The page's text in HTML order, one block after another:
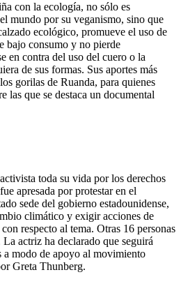
con la ecología, no sólo es
mundo por su veganismo, sino que
ecológico, promueve el uso de
bajo consumo y no pierde
en contra del uso del cuero o la
de sus formas. Sus aportes más
gorilas de Ruanda, para quienes
las que se destaca un documental
toda su vida por los derechos
apresada por protestar en el
sede del gobierno estadounidense,
climático y exigir acciones de
respecto al tema. Otras 16 personas
actriz ha declarado que seguirá
a modo de apoyo al movimiento
Greta Thunberg.